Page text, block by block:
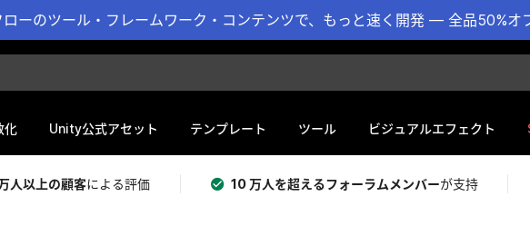
ーのツール・フレームワーク・コンテンツで、もっと速く開発 — 全品50%オフ
化 Unity公式アセット テンプレート ツール ビジュアルエフェクト
人以上の顧客による評価 10 万人を超えるフォーラムメンバーが支持